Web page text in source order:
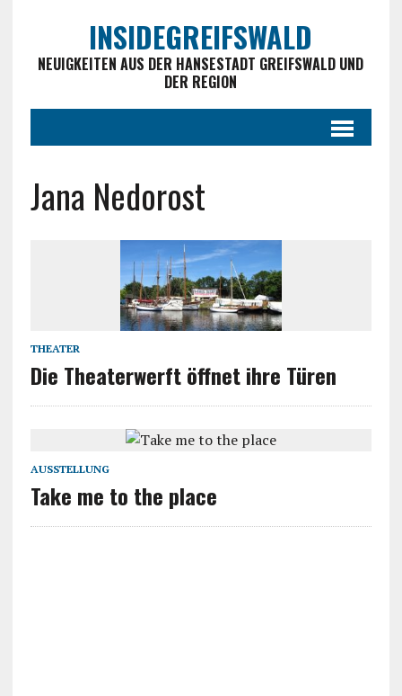
INSIDEGREIFSWALD
NEUIGKEITEN AUS DER HANSESTADT GREIFSWALD UND
DER REGION
Jana Nedorost
THEATER
Die Theaterwerft öffnet ihre Türen
AUSSTELLUNG
Take me to the place